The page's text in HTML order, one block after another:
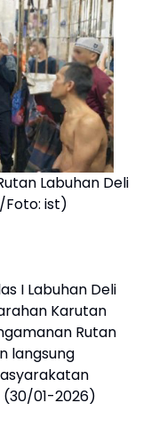
Labuhan Deli
Foto: ist)
I Labuhan Deli
Karutan
Rutan
langsung
01-2026)